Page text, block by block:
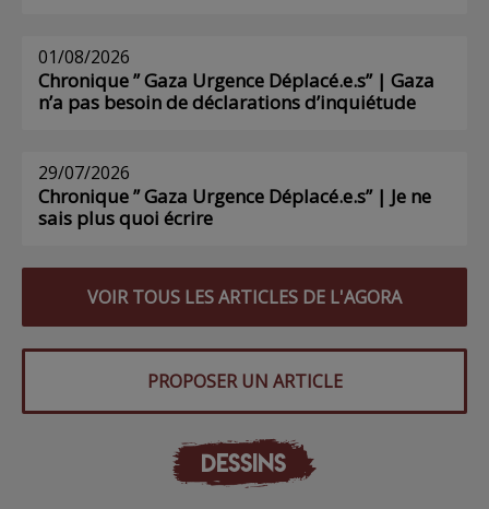
01/08/2026
Chronique ” Gaza Urgence Déplacé.e.s” | Gaza
n’a pas besoin de déclarations d’inquiétude
29/07/2026
Chronique ” Gaza Urgence Déplacé.e.s” | Je ne
sais plus quoi écrire
VOIR TOUS LES ARTICLES DE L'AGORA
PROPOSER UN ARTICLE
DESSINS